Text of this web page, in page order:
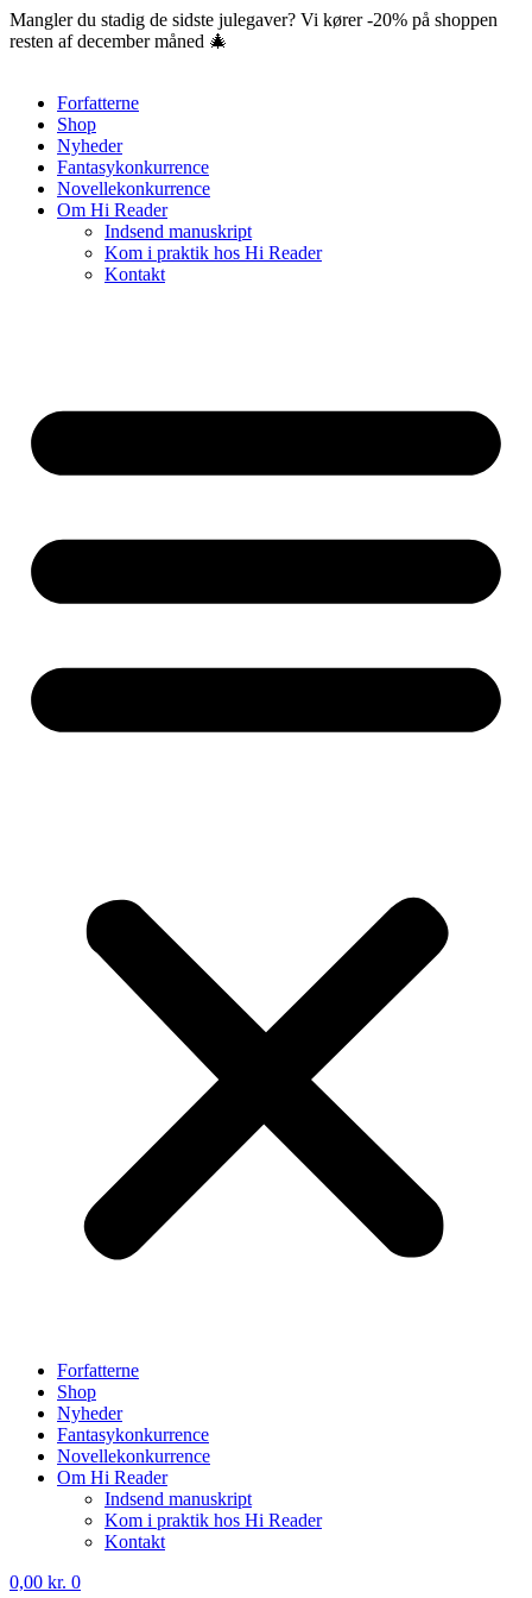
Videre
til
Mangler du stadig de sidste julegaver? Vi kører -20% på shoppen
resten af december måned 🎄
Forfatterne
Shop
Nyheder
Fantasykonkurrence
Novellekonkurrence
Om Hi Reader
Indsend manuskript
Kom i praktik hos Hi Reader
Kontakt
Forfatterne
Shop
Nyheder
Fantasykonkurrence
Novellekonkurrence
Om Hi Reader
Indsend manuskript
Kom i praktik hos Hi Reader
Kontakt
0,00 kr. 0